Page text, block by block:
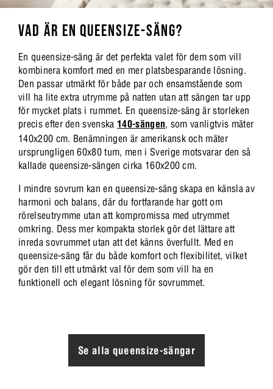
VAD ÄR EN QUEENSIZE-SÄNG?
En queensize-säng är det perfekta valet för dem som vill
kombinera komfort med en mer platsbesparande lösning.
Den passar utmärkt för både par och ensamstående som
vill ha lite extra utrymme på natten utan att sängen tar upp
för mycket plats i rummet. En queensize-säng är storleken
precis efter den svenska140-sängen, som vanligtvis mäter
140x200 cm. Benämningen är amerikansk och mäter
ursprungligen 60x80 tum, men i Sverige motsvarar den så
kallade queensize-sängen cirka 160x200 cm.
I mindre sovrum kan en queensize-säng skapa en känsla av
harmoni och balans, där du fortfarande har gott om
rörelseutrymme utan att kompromissa med utrymmet
omkring. Dess mer kompakta storlek gör det lättare att
inreda sovrummet utan att det känns överfullt. Med en
queensize-säng får du både komfort och flexibilitet, vilket
gör den till ett utmärkt val för dem som vill ha en
funktionell och elegant lösning för sovrummet.
Se alla queensize-sängar